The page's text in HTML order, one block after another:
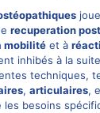
recuperation
mobilitéet à
inhibés à la suite
techniques,
, articulaires,
les besoins